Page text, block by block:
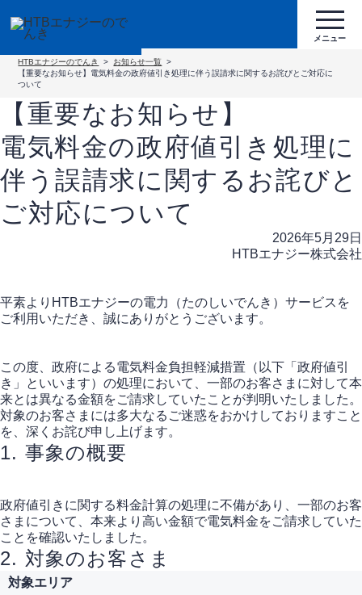
HTBエナジーのでんき
お知らせ一覧
【重要なお知らせ】電気料金の政府値引き処理に伴う誤請求に関するお詫びとご対応に
ついて
【重要なお知らせ】
電気料金の政府値引き処理に
伴う誤請求に関するお詫びと
ご対応について
2026年5月29日
HTBエナジー株式会社
平素よりHTBエナジーの電力（たのしいでんき）サービスを
ご利用いただき、誠にありがとうございます。
この度、政府による電気料金負担軽減措置（以下「政府値引
き」といいます）の処理において、一部のお客さまに対して本
来とは異なる金額をご請求していたことが判明いたしました。
対象のお客さまには多大なるご迷惑をおかけしておりますこと
を、深くお詫び申し上げます。
1. 事象の概要
政府値引きに関する料金計算の処理に不備があり、一部のお客
さまについて、本来より高い金額で電気料金をご請求していた
ことを確認いたしました。
2. 対象のお客さま
対象エリア